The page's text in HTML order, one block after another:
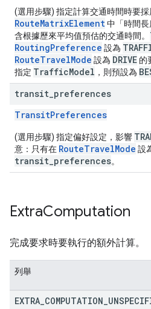
(選用步驟) 指定計算交通時間時要
RouteMatrixElement中「時間
含根據歷來平均值預估的交通時間。
RoutingPreference 設為
RouteTravelMode 設為 DRIVE 的
指定 TrafficModel ，則預設為
transit preferences
TransitPreferences
(選用步驟) 指定偏好設定，影響
意：只有在 RouteTravelMode 設
transit_preferences。
ExtraComputation
完成要求時要執行的額外計算。
列舉
EXTRA COMPUTATION